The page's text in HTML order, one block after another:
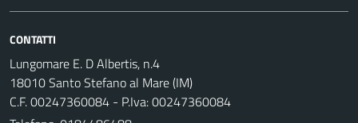
CONTATTI
Lungomare E. D Albertis, n.4
18010 Santo Stefano al Mare (IM)
C.F. 00247360084 - P.Iva: 00247360084